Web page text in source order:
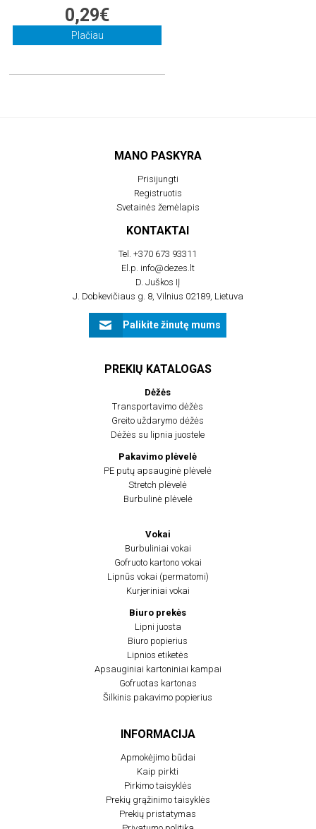
0,29€
Plačiau
MANO PASKYRA
Prisijungti
Registruotis
Svetainės žemėlapis
KONTAKTAI
Tel.+370 673 93311
El.p. info@dezes.lt
D. Juškos IĮ
J. Dobkevičiaus g. 8, Vilnius 02189, Lietuva
Palikite žinutę mums
PREKIŲ KATALOGAS
Dėžės
Transportavimo dėžės
Greito uždarymo dėžės
Dėžės su lipnia juostele
Pakavimo plėvelė
PE putų apsauginė plėvelė
Stretch plėvelė
Burbulinė plėvelė
Vokai
Burbuliniai vokai
Gofruoto kartono vokai
Lipnūs vokai (permatomi)
Kurjeriniai vokai
Biuro prekės
Lipni juosta
Biuro popierius
Lipnios etiketės
Apsauginiai kartoniniai kampai
Gofruotas kartonas
Šilkinis pakavimo popierius
INFORMACIJA
Apmokėjimo būdai
Kaip pirkti
Pirkimo taisyklės
Prekių grąžinimo taisyklės
Prekių pristatymas